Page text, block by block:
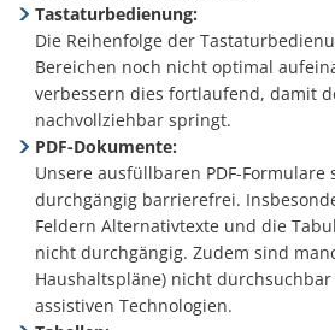
Tastaturbedienung:
Die Reihenfolge der
Bereichen noch nicht optimal
verbessern dies fortlaufend, damit
nachvollziehbar springt.
PDF-Dokumente:
Unsere ausfüllbaren PDF-
durchgängig barrierefrei.
Feldern Alternativtexte und die
nicht durchgängig. Zudem sind
Haushaltspläne) nicht
assistiven Technologien.